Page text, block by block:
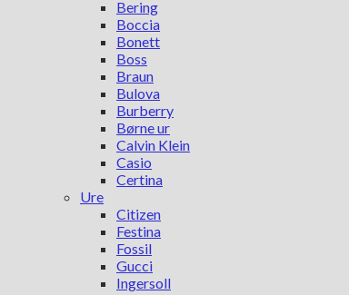
Bering
Boccia
Bonett
Boss
Braun
Bulova
Burberry
Børne ur
Calvin Klein
Casio
Certina
Ure
Citizen
Festina
Fossil
Gucci
Ingersoll